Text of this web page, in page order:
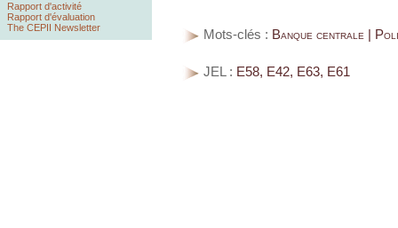
Rapport d'activité
Rapport d'évaluation
The CEPII Newsletter
Mots-clés : Banque centrale |
JEL : E58, E42, E63, E61